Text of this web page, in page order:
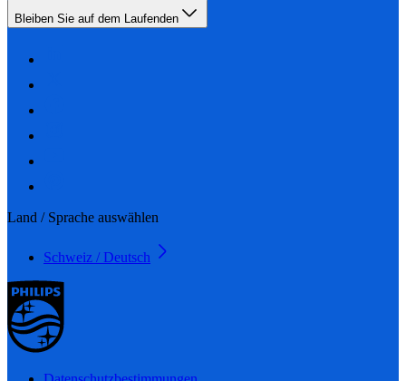
Bleiben Sie auf dem Laufenden
Land / Sprache auswählen
Schweiz / Deutsch